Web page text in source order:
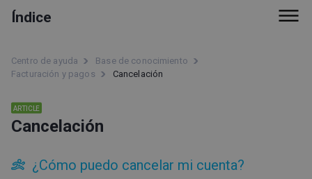
Índice
Primeros pasos
Facturación y pagos
Complementos
Cancelación
Centro de ayuda
Base de conocimiento
Facturación y pagos
Cancelación
ARTICLE
Cancelación
¿Cómo puedo cancelar mi cuenta?